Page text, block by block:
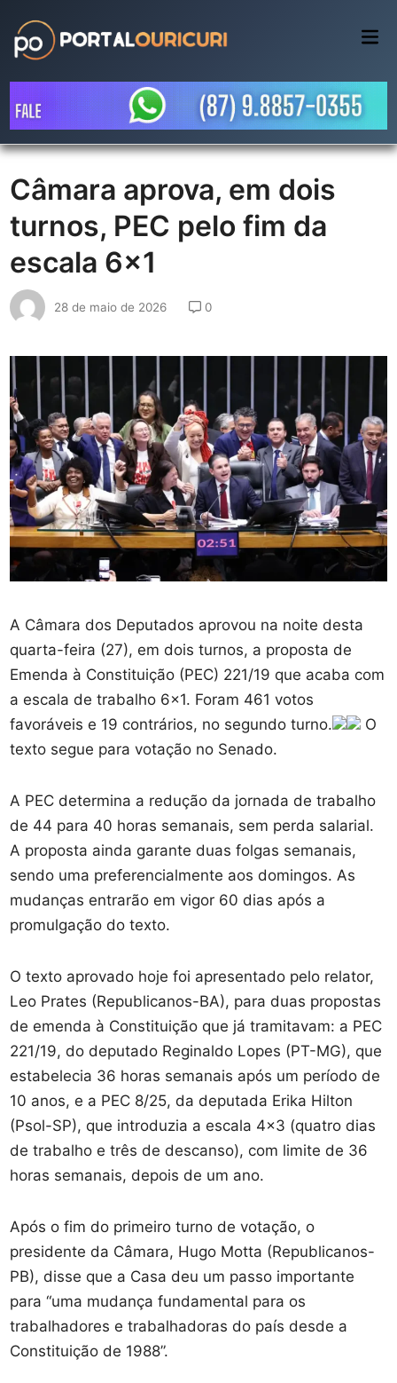
content
Câmara aprova, em dois
turnos, PEC pelo fim da
escala 6×1
28 de maio de 2026 0
A Câmara dos Deputados aprovou na noite desta
quarta-feira (27), em dois turnos, a proposta de
Emenda à Constituição (PEC) 221/19 que acaba com
a escala de trabalho 6×1. Foram 461 votos
favoráveis e 19 contrários, no segundo turno.
O
texto segue para votação no Senado.
A PEC determina a redução da jornada de trabalho
de 44 para 40 horas semanais, sem perda salarial.
A proposta ainda garante duas folgas semanais,
sendo uma preferencialmente aos domingos. As
mudanças entrarão em vigor 60 dias após a
promulgação do texto.
O texto aprovado hoje foi apresentado pelo relator,
Leo Prates (Republicanos-BA), para duas propostas
de emenda à Constituição que já tramitavam: a PEC
221/19, do deputado Reginaldo Lopes (PT-MG), que
estabelecia 36 horas semanais após um período de
10 anos, e a PEC 8/25, da deputada Erika Hilton
(Psol-SP), que introduzia a escala 4×3 (quatro dias
de trabalho e três de descanso), com limite de 36
horas semanais, depois de um ano.
Após o fim do primeiro turno de votação, o
presidente da Câmara, Hugo Motta (Republicanos-
PB), disse que a Casa deu um passo importante
para “uma mudança fundamental para os
trabalhadores e trabalhadoras do país desde a
Constituição de 1988”.